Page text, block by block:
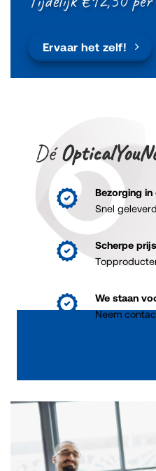
Ervaar het zelf!
Dé
Bezorging in
Snel geleverd
Scherpe
We staan
Neem